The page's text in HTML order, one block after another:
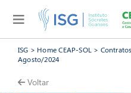
ISG > Home CEAP-SOL >
Agosto/2024
Voltar